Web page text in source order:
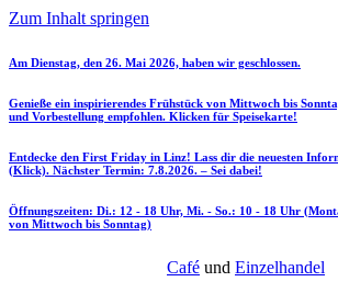
Zum Inhalt springen
Am Dienstag, den 26. Mai 2026, haben wir geschlossen.
Genieße ein inspirierendes Frühstück von Mittwoch bis
und Vorbestellung empfohlen. Klicken für Speisekarte!
Entdecke den First Friday in Linz! Lass dir die neuesten
(Klick). Nächster Termin: 7.8.2026. – Sei dabei!
Öffnungszeiten: Di.: 12 - 18 Uhr, Mi. - So.: 10 - 18 Uhr
von Mittwoch bis Sonntag)
Café und Einzelhandel